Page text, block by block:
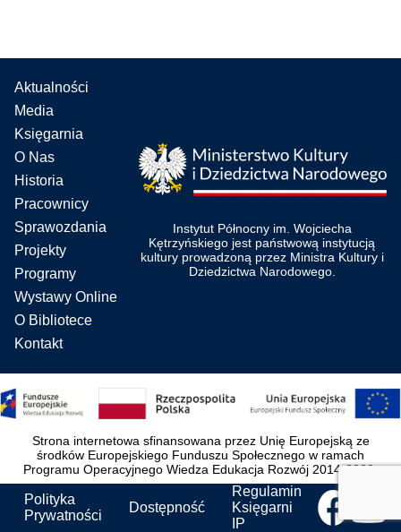
Aktualności
Media
Księgarnia
O Nas
Historia
Pracownicy
Sprawozdania
Projekty
Programy
Wystawy Online
O Bibliotece
Kontakt
Instytut Północny im. Wojciecha
Kętrzyńskiego jest państwową instytucją
kultury prowadzoną przez Ministra Kultury i
Dziedzictwa Narodowego.
Strona internetowa sfinansowana przez Unię Europejską ze
środków Europejskiego Funduszu Społecznego w ramach
Programu Operacyjnego Wiedza Edukacja Rozwój 2014-2020.
Polityka
Prywatności
Dostępność
Regulamin
Księgarni
IP